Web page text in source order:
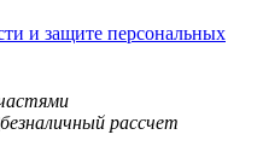
и защите персональных